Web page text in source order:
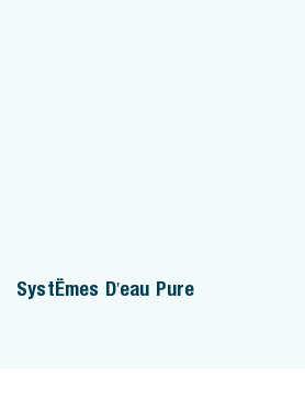
Systèmes D'eau Pure